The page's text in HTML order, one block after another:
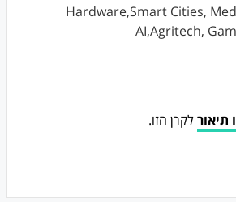
Hardware,Smart Cities,
AI,Agritech,
תיאורלקרן הזו.